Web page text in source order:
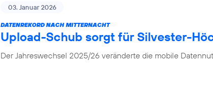
03. Januar 2026
DATENREKORD NACH MITTERNACHT
Upload-Schub sorgt für Silvester-
Der Jahreswechsel 2025/26 veränderte die mobile